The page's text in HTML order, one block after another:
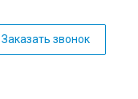
Заказать звонок